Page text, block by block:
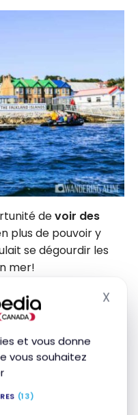
et vous donne
vous souhaitez
(13)
X
devoir des
plus de pouvoir y
se dégourdir les
mer!